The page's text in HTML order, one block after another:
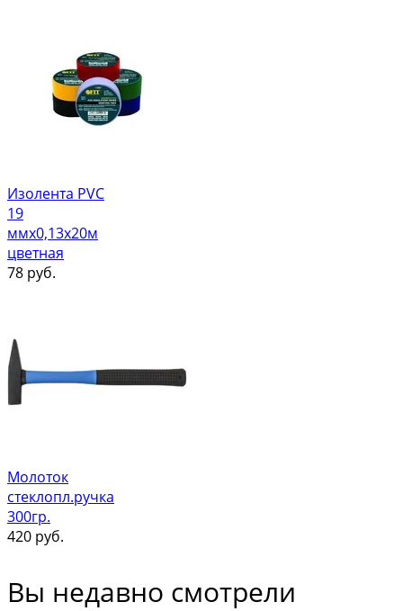
Изолента PVC
19
ммх0,13х20м
цветная
78 руб.
Молоток
стеклопл.ручка
300гр.
420 руб.
Вы недавно смотрели